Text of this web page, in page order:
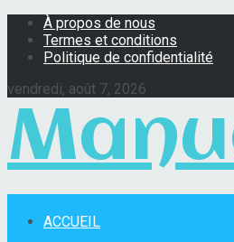
À propos de nous
Termes et conditions
Politique de confidentialité
vendredi, août 7, 2026
ACCUEIL